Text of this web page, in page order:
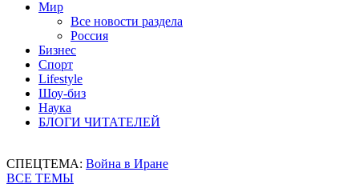
Мир
Все новости раздела
Россия
Бизнес
Спорт
Lifestyle
Шоу-биз
Наука
БЛОГИ ЧИТАТЕЛЕЙ
СПЕЦТЕМА: Война в Иране
ВСЕ ТЕМЫ